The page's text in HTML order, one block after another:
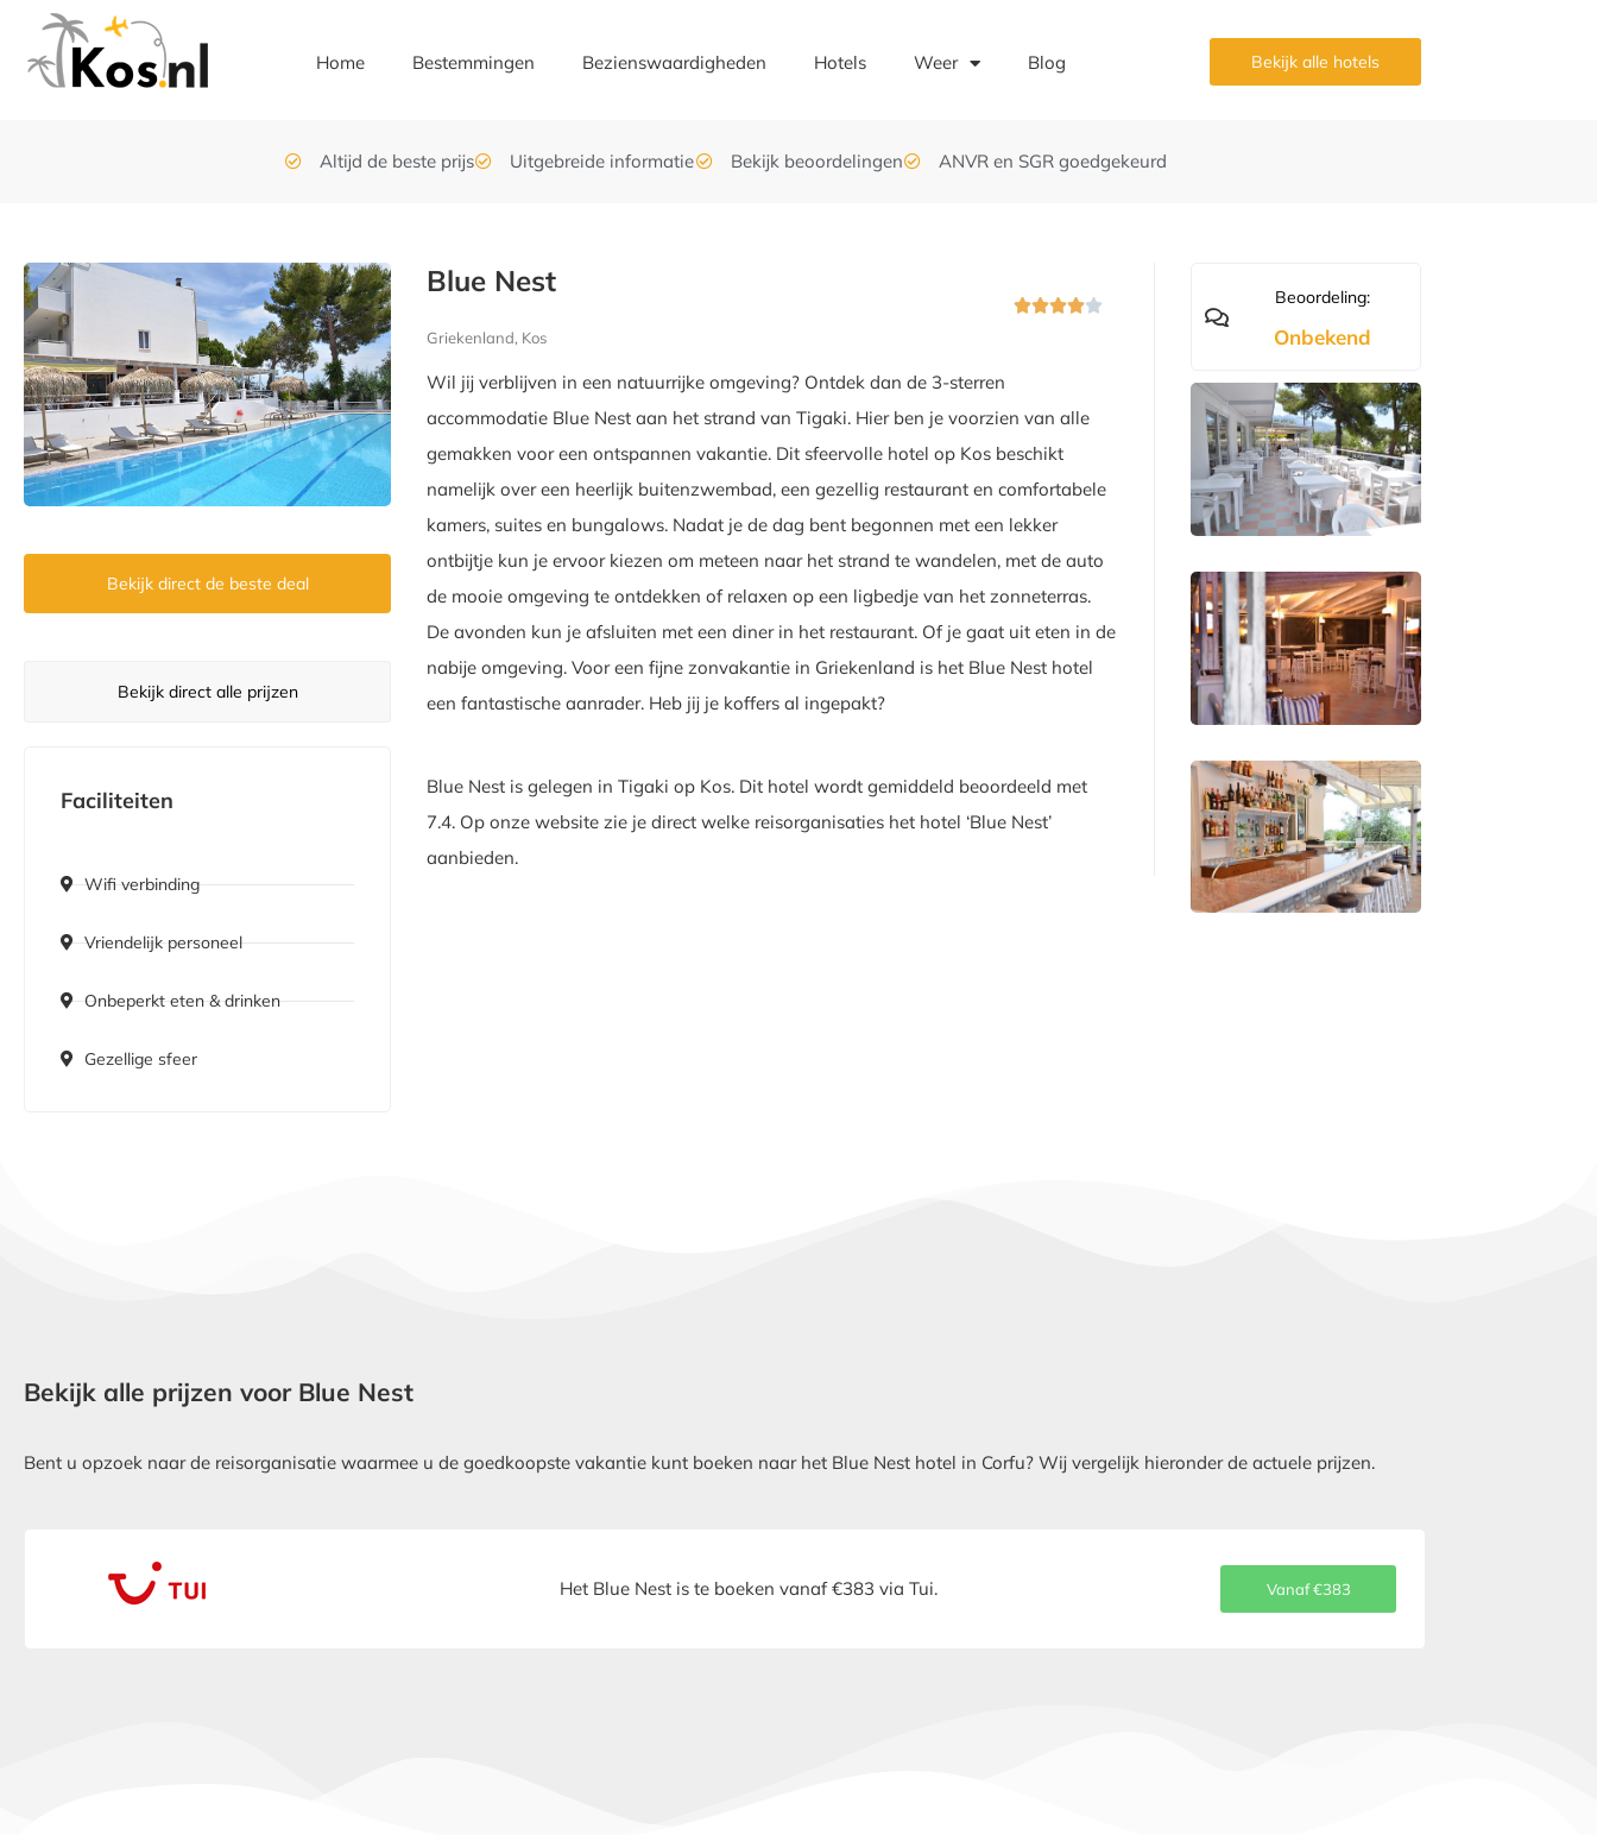
Home Bestemmingen Bezienswaardigheden Hotels Weer Blog Bekijk alle hotels
Altijd de beste prijs Uitgebreide informatie Bekijk beoordelingen ANVR en SGR goedgekeurd
Bekijk direct de beste deal
Bekijk direct alle prijzen
Faciliteiten
Wifi verbinding
Vriendelijk personeel
Onbeperkt eten & drinken
Gezellige sfeer
Blue Nest
Griekenland, Kos

Wil jij verblijven in een natuurrijke omgeving? Ontdek dan de 3-sterren
accommodatie Blue Nest aan het strand van Tigaki. Hier ben je voorzien van alle
gemakken voor een ontspannen vakantie. Dit sfeervolle hotel op Kos beschikt
namelijk over een heerlijk buitenzwembad, een gezellig restaurant en comfortabele
kamers, suites en bungalows. Nadat je de dag bent begonnen met een lekker
ontbijtje kun je ervoor kiezen om meteen naar het strand te wandelen, met de auto
de mooie omgeving te ontdekken of relaxen op een ligbedje van het zonneterras.
De avonden kun je afsluiten met een diner in het restaurant. Of je gaat uit eten in de
nabije omgeving. Voor een fijne zonvakantie in Griekenland is het Blue Nest hotel
een fantastische aanrader. Heb jij je koffers al ingepakt?
Blue Nest is gelegen in Tigaki op Kos. Dit hotel wordt gemiddeld beoordeeld met
7.4. Op onze website zie je direct welke reisorganisaties het hotel ‘Blue Nest’
aanbieden.
Beoordeling:
Onbekend
Bekijk alle prijzen voor Blue Nest
Bent u opzoek naar de reisorganisatie waarmee u de goedkoopste vakantie kunt boeken naar het Blue Nest hotel in Corfu? Wij vergelijk hieronder de actuele prijzen.
Het Blue Nest is te boeken vanaf €383 via Tui. Vanaf €383